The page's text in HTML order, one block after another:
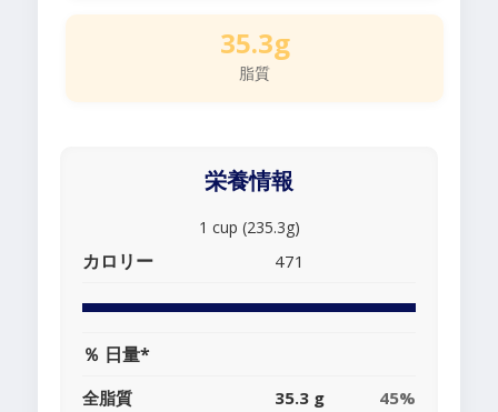
35.3g
脂質
栄養情報
1 cup (235.3g)
カロリー 471
％ 日量*
全脂質 35.3 g
45%